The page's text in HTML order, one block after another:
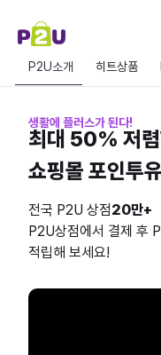
P2U소개 히트상품